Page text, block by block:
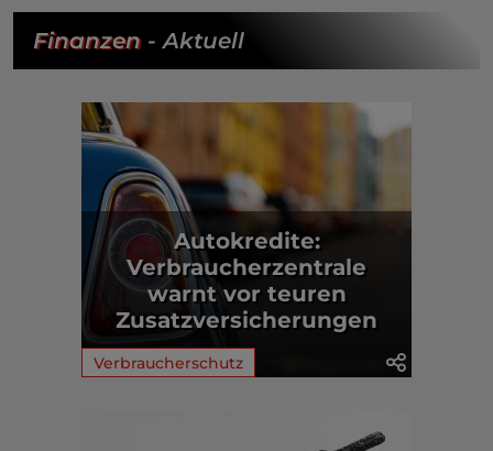
Finanzen- Aktuell
Autokredite:
Verbraucherzentrale
warnt vor teuren
Zusatzversicherungen
Verbraucherschutz